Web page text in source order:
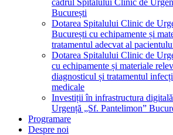
cadrul Spitalului Clinic de
București
Dotarea Spitalului Clinic de
București cu echipamente și
tratamentul adecvat al
Dotarea Spitalului Clinic de
cu echipamente și materiale
diagnosticul și tratamentul
medicale
Investiții în infrastructura
Urgență „Sf. Pantelimon”
Programare
Despre noi